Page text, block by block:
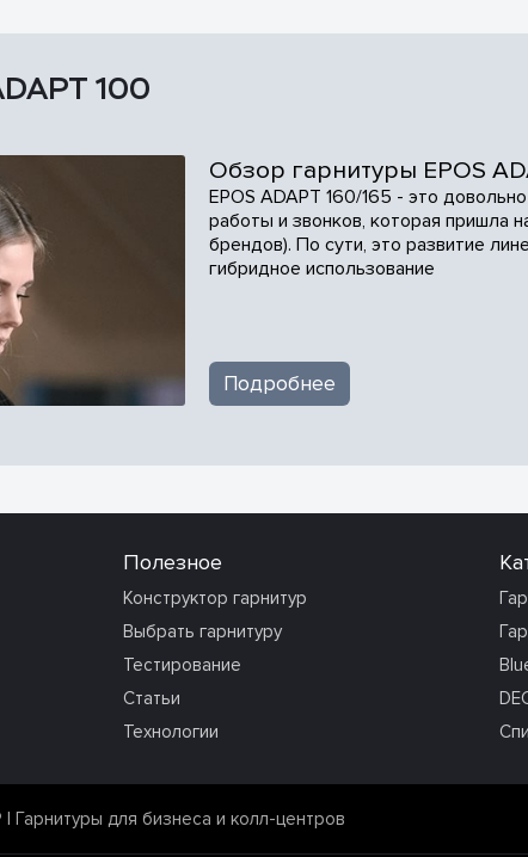
100
Обзор гарнитуры EPOS
EPOS ADAPT 160/165 - это
работы и звонков, которая пришла
брендов). По сути, это развитие
гибридное использование
Подробнее
Полезное
Конструктор гарнитур
Выбрать гарнитуру
Тестирование
Статьи
Технологии
| Гарнитуры для бизнеса и колл-центров